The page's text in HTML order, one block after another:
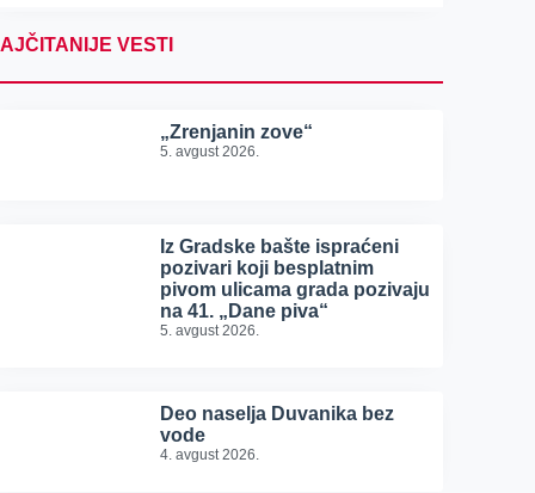
VESTI
„Zrenjanin zove“
5. avgust 2026.
Iz Gradske bašte ispraćeni
pozivari koji besplatnim
pivom ulicama grada pozivaju
na 41. „Dane piva“
5. avgust 2026.
Deo naselja Duvanika bez
vode
4. avgust 2026.